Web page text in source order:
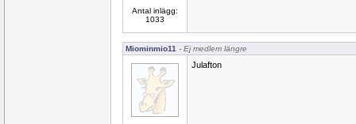
Antal inlägg:
1033
Miominmio11 - Ej medlem längre
Julafton